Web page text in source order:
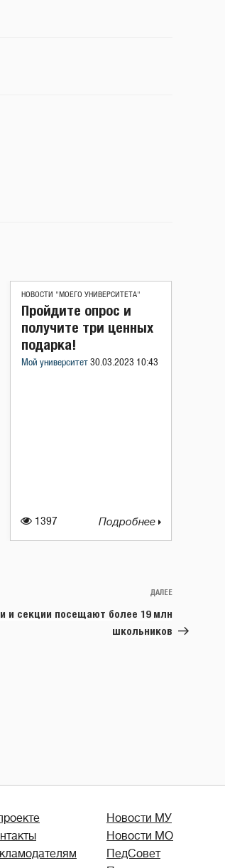
НОВОСТИ "МОЕГО УНИВЕРСИТЕТА"
1397
Пройдите опрос и
получите три ценных
подарка!
Мой университет 30.03.2023 10:43
Подробнее
Следующая
ДАЛЕЕ
и секции посещают более 19 млн
школьников
Новости МУ
Новости МО
ПедСовет